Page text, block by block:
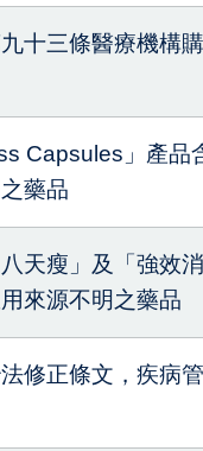
十三條醫療機構
Capsules」產
藥品
天瘦」及「強效
來源不明之藥品
修正條文，疾病